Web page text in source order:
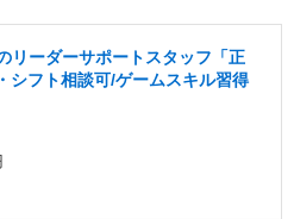
リーダーサポートスタッフ「正
シフト相談可/ゲームスキル習得